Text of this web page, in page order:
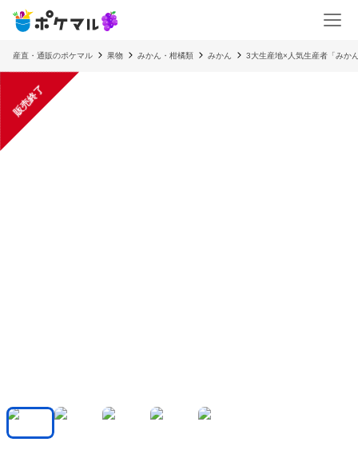
産直・通販のポケマル 果物 みかん・柑橘類 みかん 3大生産地×人気生産者「みか
販売終了